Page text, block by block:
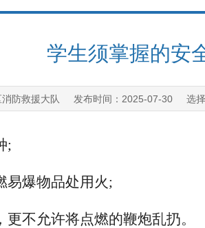
学生须掌握的安
防救援大队 发布时间： 2025-07-30 选择
;
易爆物品处用火;
不允许将点燃的鞭炮乱扔。